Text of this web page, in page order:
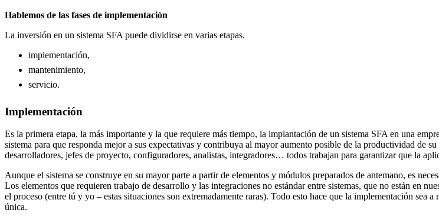
Hablemos de las fases de implementación
La inversión en un sistema SFA puede dividirse en varias etapas.
implementación,
mantenimiento,
servicio.
Implementación
Es la primera etapa, la más importante y la que requiere más tiempo, la implantación de un sistema SFA en una
sistema para que responda mejor a sus expectativas y contribuya al mayor aumento posible de la productividad de
desarrolladores, jefes de proyecto, configuradores, analistas, integradores… todos trabajan para garantizar que la
Aunque el sistema se construye en su mayor parte a partir de elementos y módulos preparados de antemano, es
Los elementos que requieren trabajo de desarrollo y las integraciones no estándar entre sistemas, que no están en
el proceso (entre tú y yo – estas situaciones son extremadamente raras). Todo esto hace que la implementación
única.